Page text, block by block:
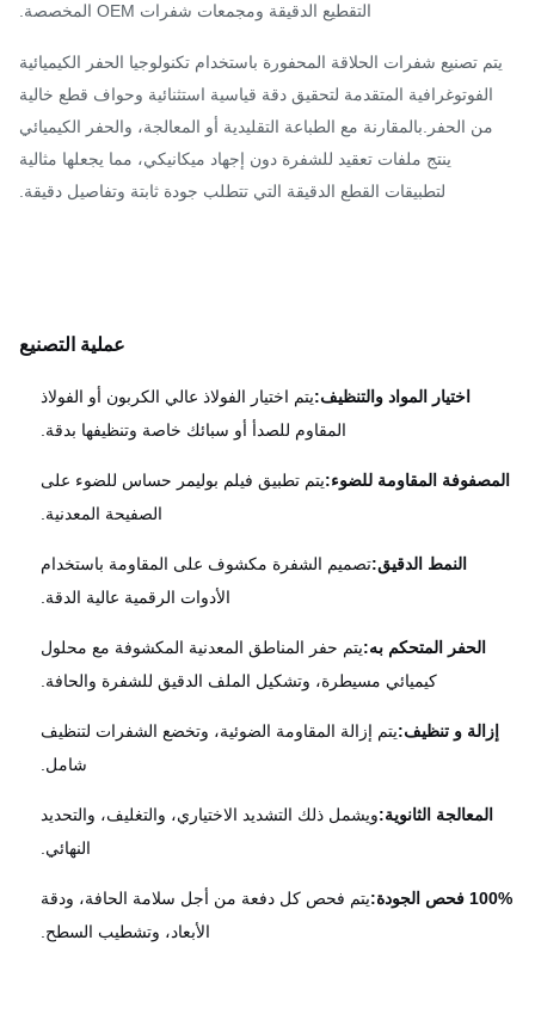
التقطيع الدقيقة ومجمعات شفرات OEM المخصصة.
تصنيع شفرات الحلاقة المحفورة باستخدام تكنولوجيا الحفر الكيميائية
الفوتوغرافية المتقدمة لتحقيق دقة قياسية استثنائية وحواف قطع خالية
من الحفر.بالمقارنة مع الطباعة التقليدية أو المعالجة، والحفر الكيميائي
ينتج ملفات تعقيد للشفرة دون إجهاد ميكانيكي، مما يجعلها مثالية
لتطبيقات القطع الدقيقة التي تتطلب جودة ثابتة وتفاصيل دقيقة.
عملية التصنيع
اختيار المواد والتنظيف:يتم اختيار الفولاذ عالي الكربون أو الفولاذ
المقاوم للصدأ أو سبائك خاصة وتنظيفها بدقة.
المقاومة للضوء:يتم تطبيق فيلم بوليمر حساس للضوء على
الصفيحة المعدنية.
النمط الدقيق:تصميم الشفرة مكشوف على المقاومة باستخدام
الأدوات الرقمية عالية الدقة.
الحفر المتحكم به:يتم حفر المناطق المعدنية المكشوفة مع محلول
كيميائي مسيطرة، وتشكيل الملف الدقيق للشفرة والحافة.
و تنظيف:يتم إزالة المقاومة الضوئية، وتخضع الشفرات لتنظيف
شامل.
المعالجة الثانوية:ويشمل ذلك التشديد الاختياري، والتغليف، والتحديد
النهائي.
الجودة:
يتم فحص كل دفعة من أجل سلامة الحافة، ودقة
الأبعاد، وتشطيب السطح.